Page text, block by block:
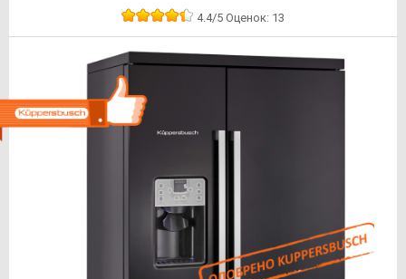
4.4/5 Оценок: 13